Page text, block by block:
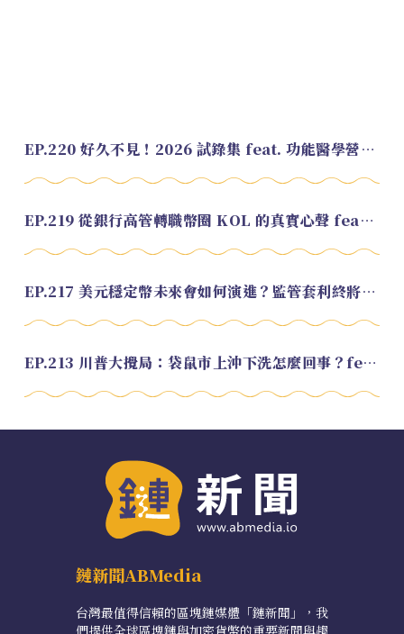
EP.220 好久不見！2026 試錄集 feat. 功能醫學營養師 美寶
EP.219 從銀行高管轉職幣圈 KOL 的真實心聲 feat.龜大
EP.217 美元穩定幣未來會如何演進？監管套利終將收斂？feat. 研究員 余哲安
EP.213 川普大攪局：袋鼠市上沖下洗怎麼回事？feat. Alvin
鏈新聞ABMedia
台灣最值得信賴的區塊鏈媒體「鏈新聞」，我